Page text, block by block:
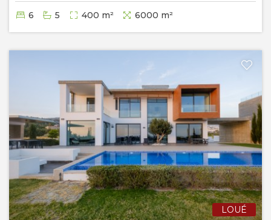
6 5 400 m² 6000 m²
LOUÉ